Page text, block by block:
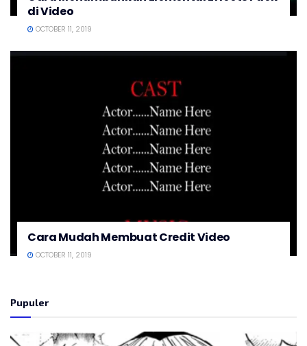
di Video
OCTOBER 11, 2019
Cara Mudah Membuat Credit Video
OCTOBER 11, 2019
Pupuler